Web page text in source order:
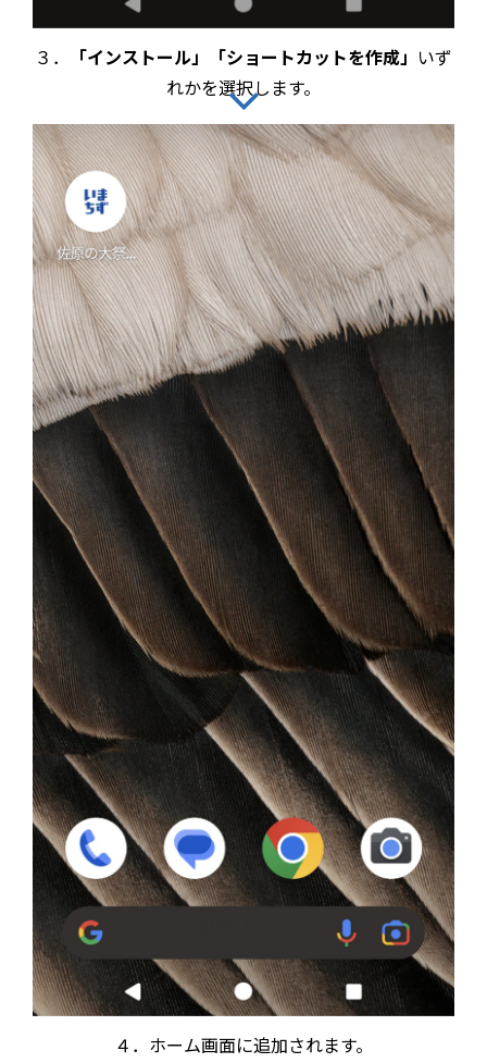
３． 「インストール」「ショートカットを作成」 いず
れかを選択します。
４．ホーム画面に追加されます。